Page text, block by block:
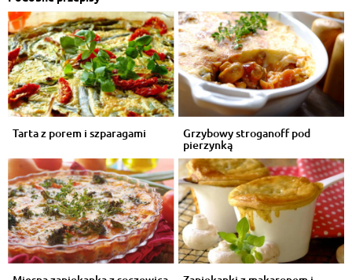
Tarta z porem i szparagami Grzybowy stroganoff pod
pierzynką